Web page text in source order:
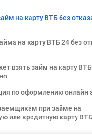
на карту ВТБ без
на карту ВТБ 24 без
взять займ на карту
по оформлению онлайн
при займе на
или кредитную карту ВТБ